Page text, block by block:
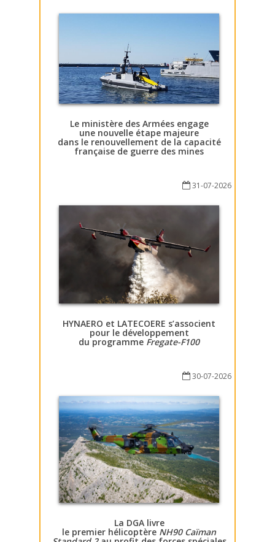
Le ministère des Armées engage
une nouvelle étape majeure
dans le renouvellement de la capacité
française de guerre des mines
31-07-2026
HYNAERO et LATECOERE s’associent
pour le développement
du programme Fregate-F100
30-07-2026
La DGA livre
le premier hélicoptère NH90 Caïman